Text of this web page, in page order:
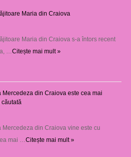
Maria din Craiova
Maria din Craiova s-a întors recent
… Citește mai mult »
Mercedeza din Craiova este cea mai
Mercedeza din Craiova vine este cu
mai … Citește mai mult »